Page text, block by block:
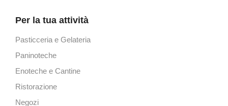
Per la tua attività
Pasticceria e Gelateria
Paninoteche
Enoteche e Cantine
Ristorazione
Negozi